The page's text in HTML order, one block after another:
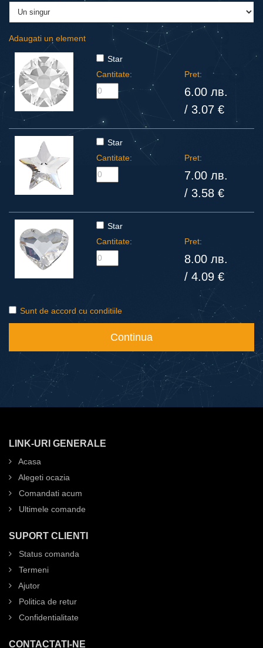
Adaugati un element
Star
Cantitate:
Pret:
6.00 лв.
/ 3.07 €
Star
Cantitate:
Pret:
7.00 лв.
/ 3.58 €
Star
Cantitate:
Pret:
8.00 лв.
/ 4.09 €
Sunt de accord cu conditiile
Continua
LINK-URI GENERALE
Acasa
Alegeti ocazia
Comandati acum
Ultimele comande
SUPORT CLIENTI
Status comanda
Termeni
Ajutor
Politica de retur
Confidentialitate
CONTACTATI-NE